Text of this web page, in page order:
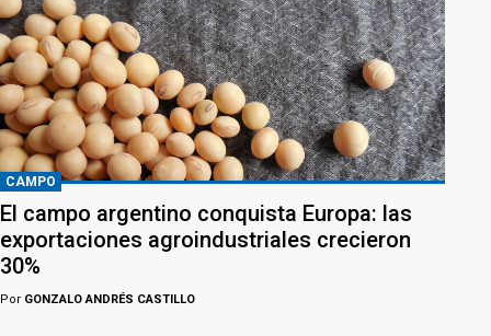
CAMPO
El campo argentino conquista Europa: las
exportaciones agroindustriales crecieron
30%
Por GONZALO ANDRÉS CASTILLO